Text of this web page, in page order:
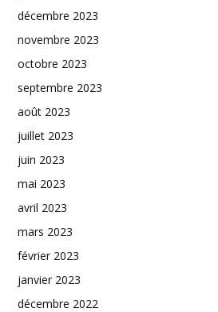
décembre 2023
novembre 2023
octobre 2023
septembre 2023
août 2023
juillet 2023
juin 2023
mai 2023
avril 2023
mars 2023
février 2023
janvier 2023
décembre 2022